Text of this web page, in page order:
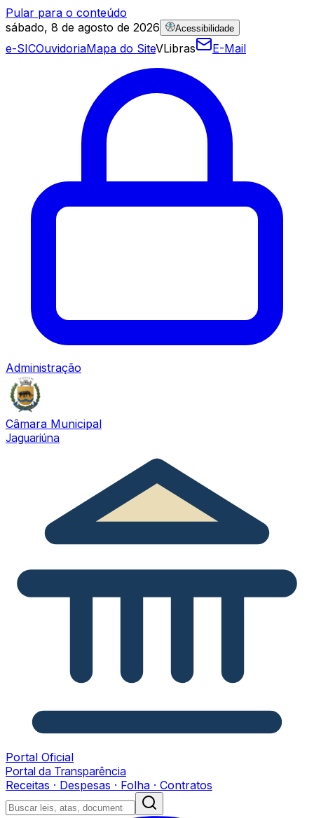
Pular para o conteúdo
sábado, 8 de agosto de 2026
Acessibilidade
e-SICOuvidoriaMapa do SiteVLibras E-Mail
Administração
Câmara Municipal
Jaguariúna
Portal Oficial
Portal da Transparência
Receitas · Despesas · Folha · Contratos